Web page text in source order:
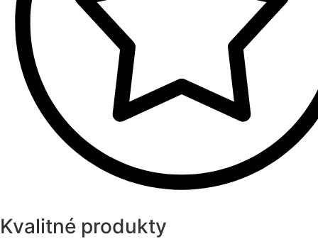
Kvalitné produkty